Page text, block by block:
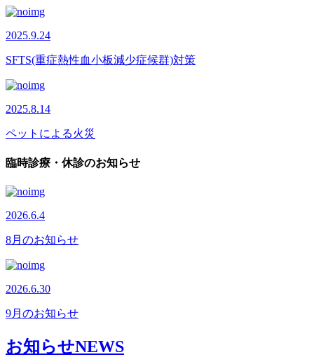
2025.9.24
SFTS(重症熱性血小板減少症候群)対策
2025.8.14
ペットによる火災
臨時診療・休診のお知らせ
2026.6.4
8月のお知らせ
2026.6.30
9月のお知らせ
お知らせNEWS